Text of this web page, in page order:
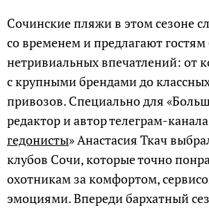
Сочинские пляжи в этом сезоне
со временем и предлагают
нетривиальных впечатлений: от
с крупными брендами до
привозов. Специально для
редактор и автор телеграм-
гедонисты» Анастасия Ткач
клубов Сочи, которые точно
охотникам за комфортом,
эмоциями. Впереди бархатный